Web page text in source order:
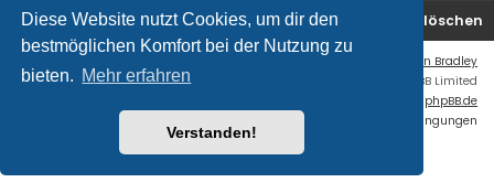
Diese Website nutzt Cookies, um dir den
bestmöglichen Komfort bei der Nutzung zu
bieten. Mehr erfahren
Verstanden!
Foren-Übersicht Alle Cookies löschen
Kontakt
Ian Bradley
Powered by
® Forum Software © phpBB Limited
phpBB.de
Nutzungsbedingungen